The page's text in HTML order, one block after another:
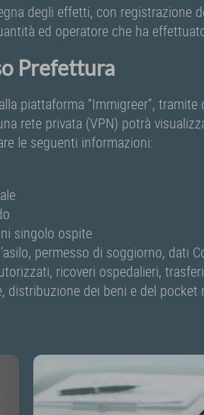
degli effetti, con registrazione
ed operatore che ha
Prefettura
piattaforma “Immigreer”, tramite
rete privata (VPN) potrà
le seguenti informazioni:
singolo ospite
permesso di soggiorno, dati
ricoveri ospedalieri,
distribuzione dei beni e del pocket